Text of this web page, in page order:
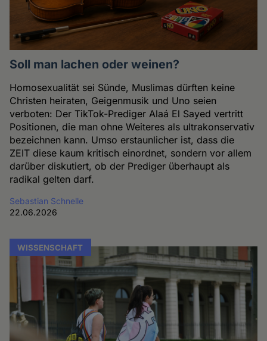
Soll man lachen oder weinen?
Homosexualität sei Sünde, Muslimas dürften keine
Christen heiraten, Geigenmusik und Uno seien
verboten: Der TikTok-Prediger Alaá El Sayed vertritt
Positionen, die man ohne Weiteres als ultrakonservativ
bezeichnen kann. Umso erstaunlicher ist, dass die
ZEIT diese kaum kritisch einordnet, sondern vor allem
darüber diskutiert, ob der Prediger überhaupt als
radikal gelten darf.
Sebastian Schnelle
22.06.2026
WISSENSCHAFT